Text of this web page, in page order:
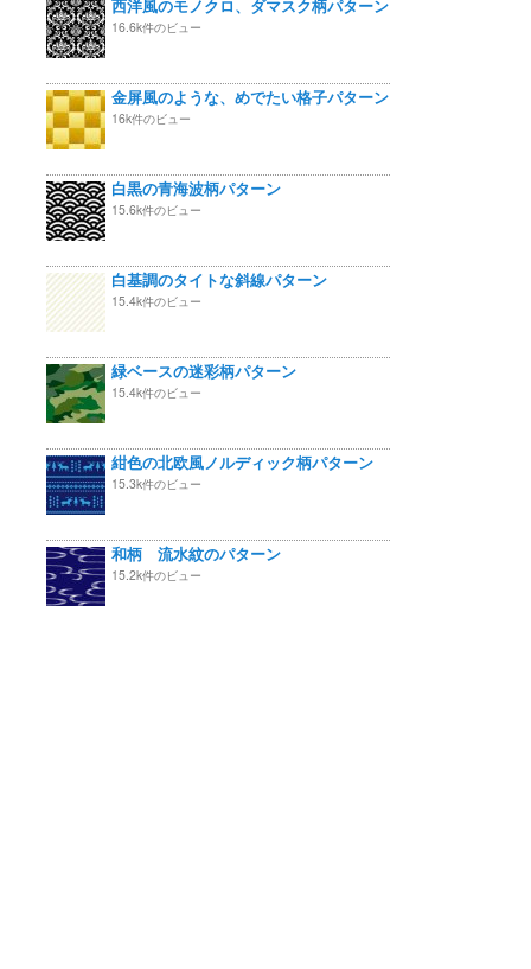
西洋風のモノクロ、ダマスク柄パターン
16.6k件のビュー
金屏風のような、めでたい格子パターン
16k件のビュー
白黒の青海波柄パターン
15.6k件のビュー
白基調のタイトな斜線パターン
15.4k件のビュー
緑ベースの迷彩柄パターン
15.4k件のビュー
紺色の北欧風ノルディック柄パターン
15.3k件のビュー
和柄 流水紋のパターン
15.2k件のビュー